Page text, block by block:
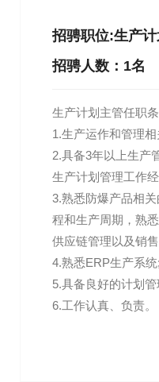
招骋职位:生产
招骋人数：1名
生产计划主管任职
1.生产运作和管理
2.具备3年以上生产
生产计划管理工作
3.熟悉防爆产品相
程和生产周期，熟
供应链管理以及销
4.熟悉ERP生产系统;
5.具备良好的计划
6.工作认真、负责。